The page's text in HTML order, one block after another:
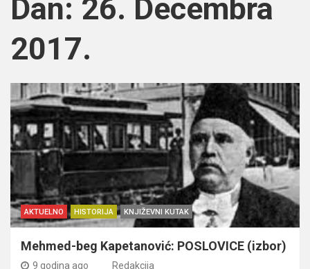
Dan: 26. Decembra
2017.
AKTUELNO HISTORIJA KNJIŽEVNI KUTAK
Mehmed-beg Kapetanović: POSLOVICE (izbor)
9 godina ago Redakcija